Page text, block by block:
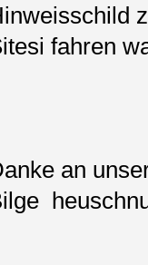
fahren
an